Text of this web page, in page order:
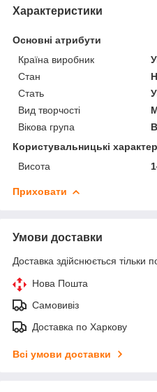
Характеристики
Основні атрибути
Країна виробник
Стан
Стать
Вид творчості
Вікова група
Користувальницькі
Висота
Приховати
Умови доставки
Доставка здійснюється тільки
Нова Пошта
Самовивіз
Доставка по Харкову
Всі умови доставки